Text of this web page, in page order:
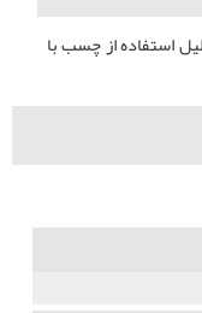
استفاده از چسب با